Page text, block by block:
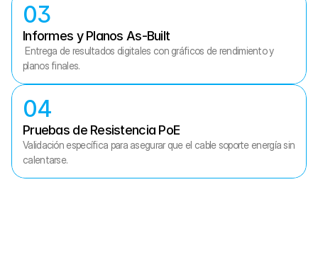
03
Informes y Planos As-Built
planos finales.
04
Pruebas de Resistencia PoE
Validación específica para asegurar que el cable soporte energía sin
calentarse.